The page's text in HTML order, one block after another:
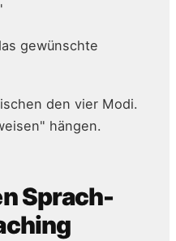
gewünschte
den vier Modi.
hängen.
Sprach-